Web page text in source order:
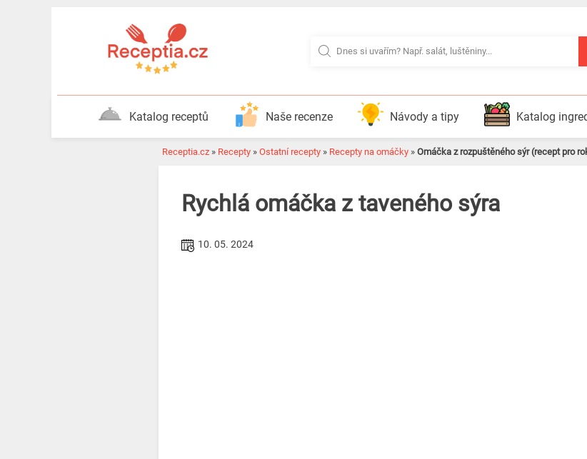
Katalog receptů Naše recenze Návody a tipy Katalog
Receptia.cz » Recepty » Ostatní recepty » Recepty na omáčky » Omáčka z rozpuštěného sýr (recept pro
Rychlá omáčka z taveného sýra
10. 05. 2024